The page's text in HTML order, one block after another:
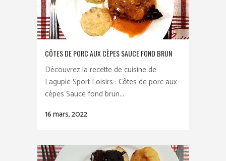
CÔTES DE PORC AUX CÈPES SAUCE FOND BRUN
Découvrez la recette de cuisine de
Lagupie Sport Loisirs : Côtes de porc aux
cèpes Sauce fond brun...
16 mars, 2022